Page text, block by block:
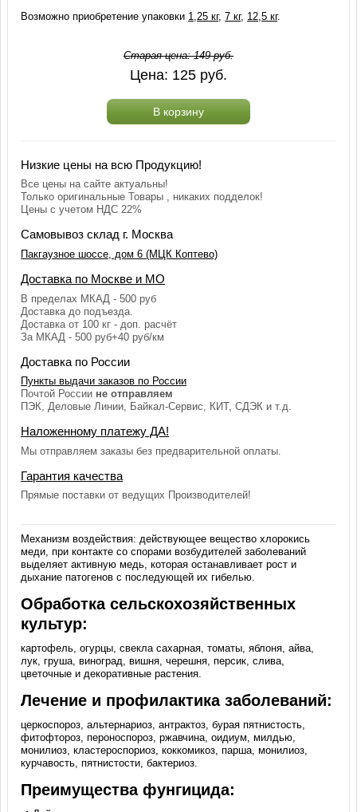
Возможно приобретение упаковки 1,25 кг,7 кг, 12,5 кг.
Старая цена:149руб.
Цена: 125 руб.
В корзину
Низкие цены на всю Продукцию!
Все цены на сайте актуальны!
Только оригинальные Товары , никаких подделок!
Цены с учетом НДС 22%
Самовывоз склад г. Москва
Пакгаузное шоссе, дом 6 (МЦК Коптево)
Доставка по Москве и МО
В пределах МКАД - 500 руб
Доставка до подъезда.
Доставка от 100 кг - доп. расчёт
За МКАД - 500 руб+40 руб/км
Доставка по России
Пункты выдачи заказов по России
Почтой России не отправляем
ПЭК, Деловые Линии, Байкал-Сервис, КИТ, СДЭК и т.д.
Наложенному платежу ДА!
Мы отправляем заказы без предварительной оплаты.
Гарантия качества
Прямые поставки от ведущих Производителей!
Механизм воздействия: действующее вещество хлорокись
меди, при контакте со спорами возбудителей заболеваний
выделяет активную медь, которая останавливает рост и
дыхание патогенов с последующей их гибелью.
Обработка сельскохозяйственных
культур:
картофель, огурцы, свекла сахарная, томаты, яблоня, айва,
лук, груша, виноград, вишня, черешня, персик, слива,
цветочные и декоративные растения.
Лечение и профилактика заболеваний:
церкоспороз, альтернариоз, антрактоз, бурая пятнистость,
фитофтороз, пероноспороз, ржавчина, оидиум, милдью,
монилиоз, кластероспориоз, коккомикоз, парша, монилиоз,
курчавость, пятнистости, бактериоз.
Преимущества фунгицида: